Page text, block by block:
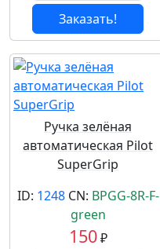
Заказать!
Ручка зелёная
автоматическая Pilot
SuperGrip
ID: 1248CN: BPGG-8R-F-
green
150₽